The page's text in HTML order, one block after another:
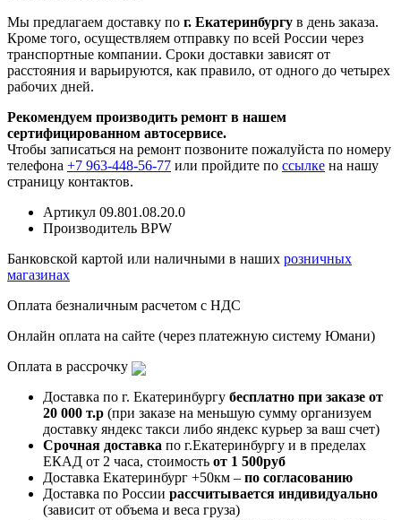
Мы предлагаем доставку по г. Екатеринбургу в день заказа.
Кроме того, осуществляем отправку по всей России через
транспортные компании. Сроки доставки зависят от
расстояния и варьируются, как правило, от одного до четырех
рабочих дней.
Рекомендуем производить ремонт в нашем
сертифицированном автосервисе.
Чтобы записаться на ремонт позвоните пожалуйста по номеру
телефона +7 963-448-56-77 или пройдите по ссылке на нашу
страницу контактов.
Артикул 09.801.08.20.0
Производитель BPW
Банковской картой или наличными в наших розничных
магазинах
Оплата безналичным расчетом с НДС
Онлайн оплата на сайте (через платежную систему Юмани)
Оплата в рассрочку
Доставка по г. Екатеринбургу бесплатно при заказе от
20 000 т.р (при заказе на меньшую сумму организуем
доставку яндекс такси либо яндекс курьер за ваш счет)
Срочная доставка по г.Екатеринбургу и в пределах
ЕКАД от 2 часа, стоимость от 1 500руб
Доставка Екатеринбург +50км – по согласованию
Доставка по России рассчитывается индивидуально
(зависит от объема и веса груза)